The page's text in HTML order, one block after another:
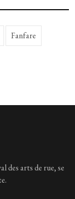
Fanfare
des arts de rue, se